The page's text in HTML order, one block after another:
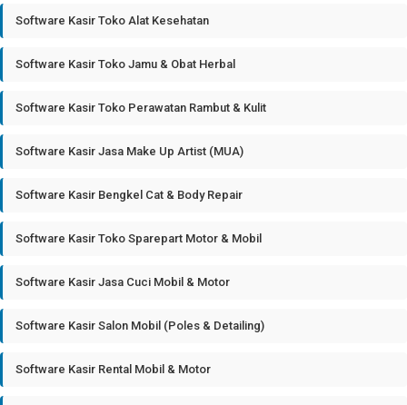
Software Kasir Toko Alat Kesehatan
Software Kasir Toko Jamu & Obat Herbal
Software Kasir Toko Perawatan Rambut & Kulit
Software Kasir Jasa Make Up Artist (MUA)
Software Kasir Bengkel Cat & Body Repair
Software Kasir Toko Sparepart Motor & Mobil
Software Kasir Jasa Cuci Mobil & Motor
Software Kasir Salon Mobil (Poles & Detailing)
Software Kasir Rental Mobil & Motor